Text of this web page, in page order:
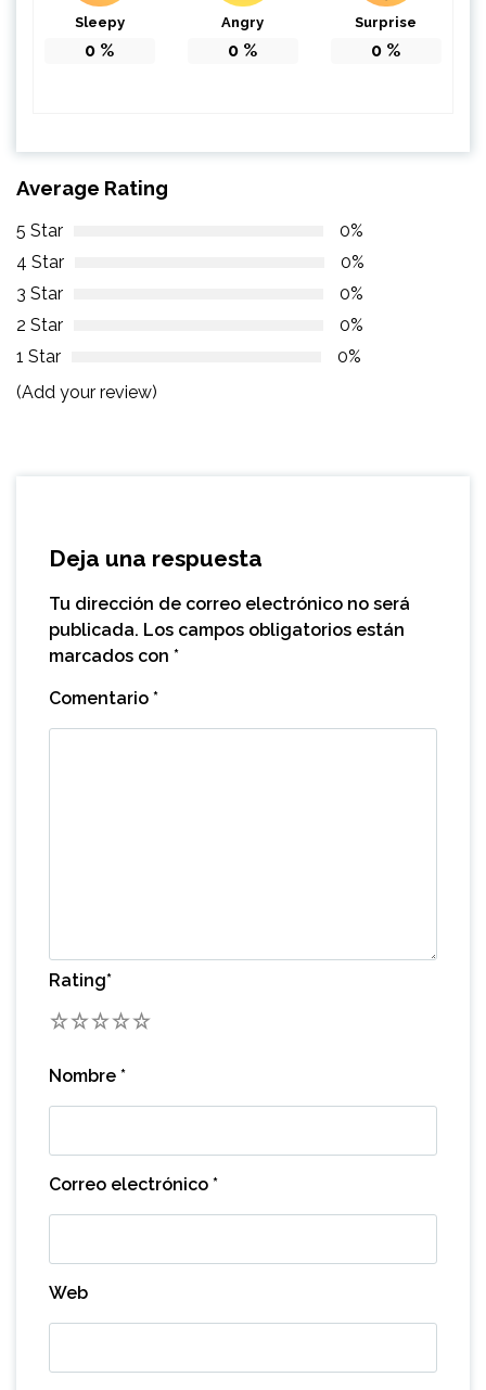
Sleepy
0 %
Angry
0 %
Surprise
0 %
Average Rating
5 Star
0%
4 Star
0%
3 Star
0%
2 Star
0%
1 Star
0%
(Add your review)
Deja una respuesta
Tu dirección de correo electrónico no será
publicada. Los campos obligatorios están
marcados con *
Comentario *
Rating*
5
4
3
2
Nombre *
Correo electrónico *
Web